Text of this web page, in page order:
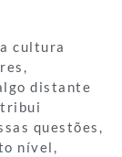
cultura
distante
questões,
nível,